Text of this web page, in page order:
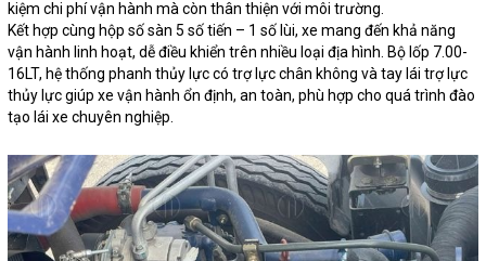
kiệm chi phí vận hành mà còn thân thiện với môi trường.
Kết hợp cùng hộp số sàn 5 số tiến – 1 số lùi, xe mang đến khả năng
vận hành linh hoạt, dễ điều khiển trên nhiều loại địa hình. Bộ lốp 7.00-
16LT, hệ thống phanh thủy lực có trợ lực chân không và tay lái trợ lực
thủy lực giúp xe vận hành ổn định, an toàn, phù hợp cho quá trình đào
tạo lái xe chuyên nghiệp.